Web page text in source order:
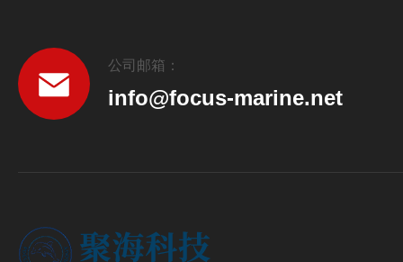
公司邮箱：
info@focus-marine.net